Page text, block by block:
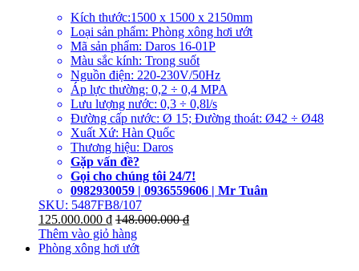
Kích thước:1500 x 1500 x 2150mm
Loại sản phẩm: Phòng xông hơi ướt
Mã sản phẩm: Daros 16-01P
Màu sắc kính: Trong suốt
Nguồn điện: 220-230V/50Hz
Áp lực thường: 0,2 ÷ 0,4 MPA
Lưu lượng nước: 0,3 ÷ 0,8l/s
Đường cấp nước: Ø 15; Đường thoát: Ø42 ÷ Ø48
Xuất Xứ: Hàn Quốc
Thương hiệu: Daros
Gặp vấn đề?
Gọi cho chúng tôi 24/7!
0982930059 | 0936559606 | Mr Tuân
SKU: 5487FB8/107
125.000.000 ₫ 148.000.000₫
Thêm vào giỏ hàng
Phòng xông hơi ướt